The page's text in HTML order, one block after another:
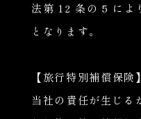
法第 12 条の 5 によ
となります。
【旅行特別補償保険】
当社の責任が生じる